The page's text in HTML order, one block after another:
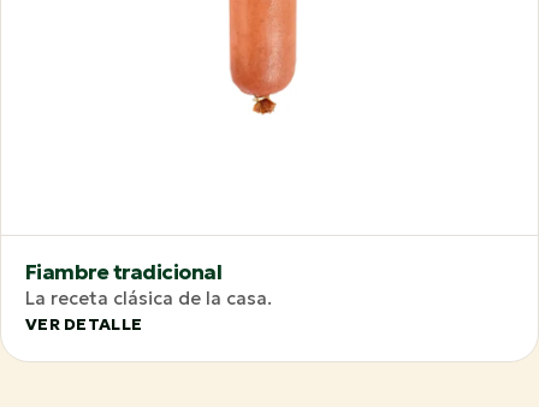
Fiambre tradicional
La receta clásica de la casa.
VER DETALLE